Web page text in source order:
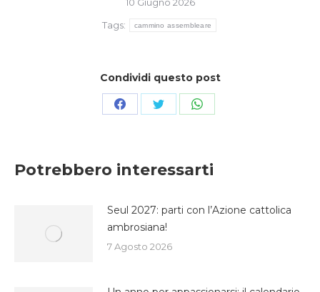
Tags:
cammino assembleare
Condividi questo post
CondividiCondividiCondividi
Potrebbero interessarti
Seul 2027: parti con l’Azione cattolica
ambrosiana!
7 Agosto 2026